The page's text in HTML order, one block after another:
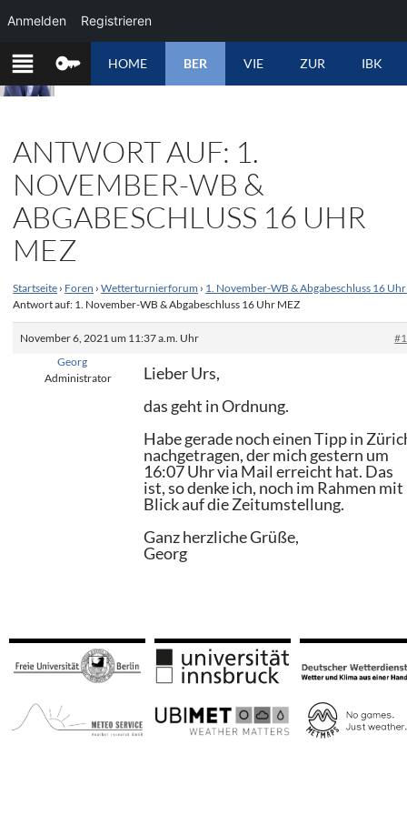
ZUM
INHALT
SPRINGEN
HOME BER VIE ZUR IBK
ANTWORT AUF: 1.
NOVEMBER-WB &
ABGABESCHLUSS 16 UHR
MEZ
Startseite › Foren › Wetterturnierforum › 1. November-WB & Abgabeschluss 16
Antwort auf: 1. November-WB & Abgabeschluss 16 Uhr MEZ
November 6, 2021 um 11:37 a.m. Uhr
Georg
Administrator
Lieber Urs,
das geht in Ordnung.
Habe gerade noch einen Tipp in
nachgetragen, der mich gestern um
16:07 Uhr via Mail erreicht hat. Das
ist, so denke ich, noch im Rahmen mit
Blick auf die Zeitumstellung.
Ganz herzliche Grüße,
Georg
Anmelden Registrieren